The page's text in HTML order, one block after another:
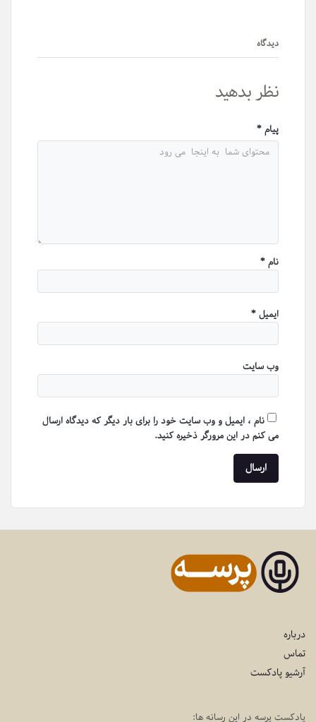
دیدگاه‌
نظر بدهید
پيام*
نام*
ایمیل*
وب سایت
نام ، ایمیل و وب سایت خود را برای بار دیگر که دیدگاه ارسال
می کنم در این مرورگر ذخیره کنید.
درباره
تماس
آرشیو پادکست
پادکست پرسه در این رسانه ها: